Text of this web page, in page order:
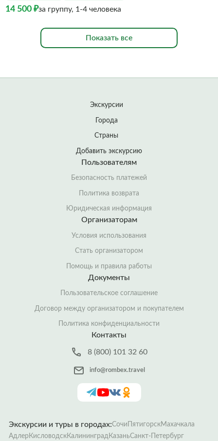
14 500 ₽за группу, 1-4 человека
Показать все
Экскурсии
Города
Страны
Добавить экскурсию
Пользователям
Безопасность платежей
Политика возврата
Юридическая информация
Организаторам
Условия использования
Стать организатором
Помощь и правила работы
Документы
Пользовательское соглашение
Договор между организатором и покупателем
Политика конфиденциальности
Контакты
8 (800) 101 32 60
info@rombex.travel
Экскурсии и туры в городах:Сочи ПятигорскМахачкала
Адлер КисловодскКалининград КазаньСанкт-Петербург